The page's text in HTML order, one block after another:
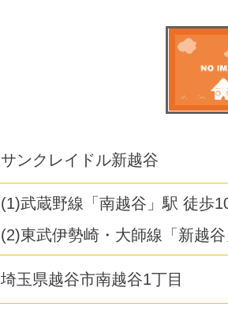
サンクレイドル新越谷
(1)武蔵野線「南越谷」駅 徒歩
(2)東武伊勢崎・大師線「新越
埼玉県越谷市南越谷1丁目